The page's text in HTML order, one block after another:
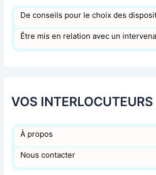
De conseils pour le choix des
Être mis en relation avec un
VOS INTERLOCUTEURS
À propos
Nous contacter